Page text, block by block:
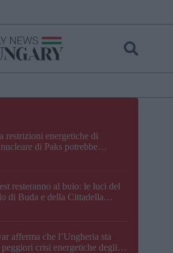
restrizioni energetiche di
di Paks potrebbe
resteranno al buio: le luci del
di Buda e della Cittadella
afferma che l’Ungheria sta
crisi energetiche degli